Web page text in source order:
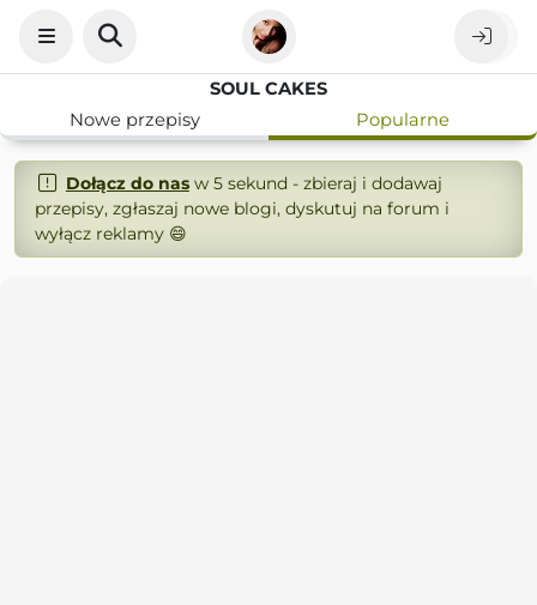
SOUL CAKES
Nowe przepisy
Popularne
Dołącz do nasw 5 sekund - zbieraj i dodawaj
przepisy, zgłaszaj nowe blogi, dyskutuj na forum i
wyłącz reklamy 😄